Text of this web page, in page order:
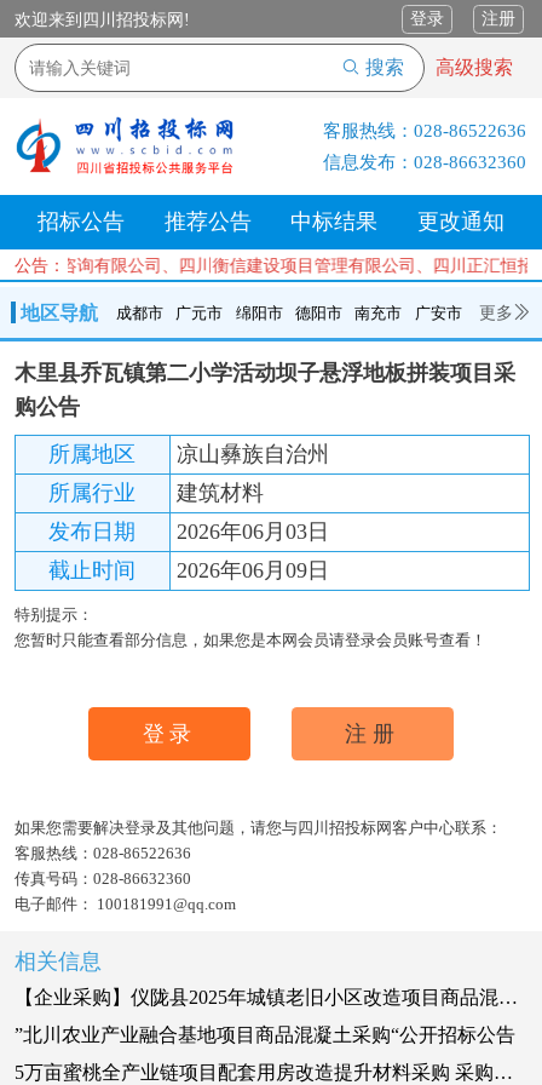
欢迎来到四川招投标网! 登录 注册
搜索 高级搜索
客服热线： 028-86522636
信息发布： 028-86632360
招标公告 推荐公告 中标结果 更改通知
公告：咨询有限公司、四川衡信建设项目管理有限公司、四川正
地区导航 成都市 广元市 绵阳市 德阳市 南充市 广安市 更多
成都市 广元市 绵阳市 德阳市 南充市 广安市
遂宁市
内江市
达州市
资阳市 眉山市 雅安市 阿坝州 甘孜州 凉山州
木里县乔瓦镇第二小学活动坝子悬浮地板拼装项目采
购公告
所属地区
凉山彝族自治州
所属行业
建筑材料
发布日期
2026年06月03日
截止时间
2026年06月09日
特别提示：
您暂时只能查看部分信息，如果您是本网会员请登录会员账号查看！
登录 注册
如果您需要解决登录及其他问题，请您与四川招投标网客户中心联系：
客服热线： 028-86522636
传真号码： 028-86632360
电子邮件： 100181991@qq.com
相关信息
【企业采购】仪陇县2025年城镇老旧小区改造项目商品混凝土采购
”北川农业产业融合基地项目商品混凝土采购“公开招标公告
5万亩蜜桃全产业链项目配套用房改造提升材料采购 采购公告